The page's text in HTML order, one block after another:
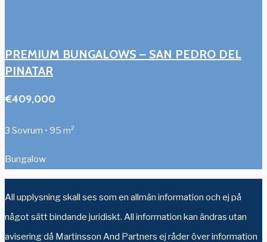
PREMIUM BUNGALOWS – SAN PEDRO DEL
PINATAR
€409,000
3 Sovrum • 95 m²
Bungalow
All upplysning skall ses som en allmän information och ej på
något sätt bindande juridiskt. All information kan ändras utan
avisering då Martinsson And Partners ej råder över information